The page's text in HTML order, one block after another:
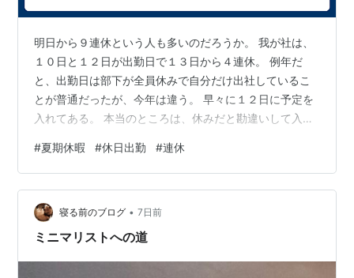
明日から９連休という人も多いのだろうか。 我が社は、
１０日と１２日が出勤日で１３日から４連休。 例年だ
と、出勤日は部下が全員休みで自分だけ出社しているこ
とが普通だったが、今年は違う。 早々に１２日に予定を
入れてある。 本当のところは、休みだと勘違いして入れ
に、連休のために、業務の日程がタイトになっているの
で、部下には、同じ日に全員休むのは、避けてくれと頼
んだ。 すごい進歩。 決算の作業は、他部署の協力で順調
に進んでいた。 ．．．はずだった。 午前中に、自部署の
ある作業が進んでいるか心配になって聞いたらやってな
#夏期休暇 #休日出勤 #連休
寝る前のブログ • 7日前
ミニマリストへの道